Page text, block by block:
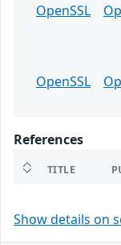
OpenSSL
OpenSSL
References
TITLE
Show details on